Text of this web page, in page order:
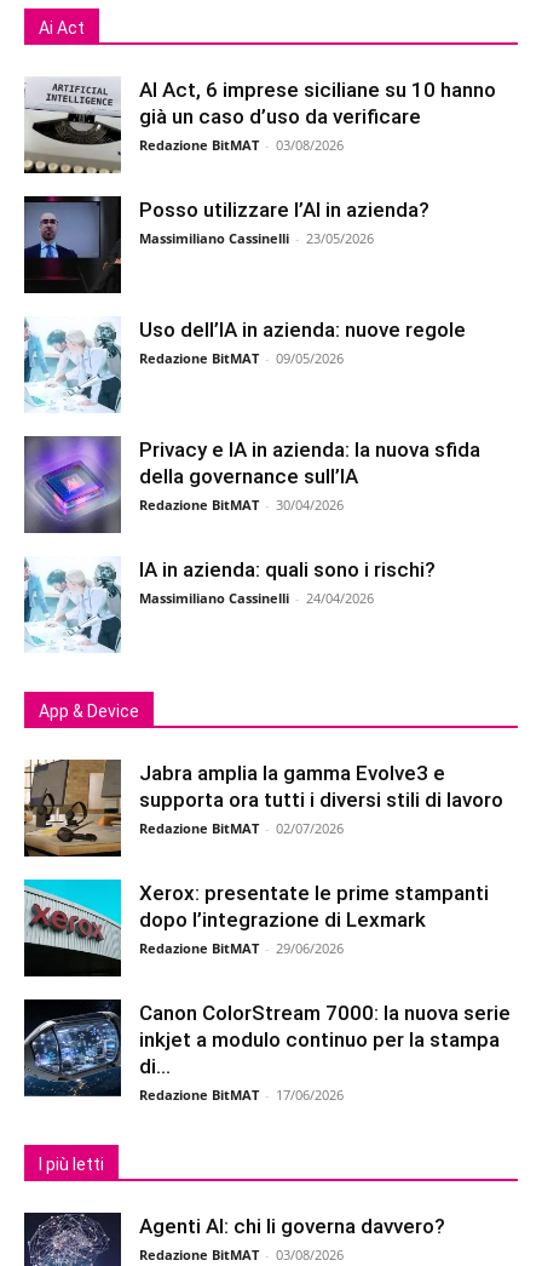
Ai Act
AI Act, 6 imprese siciliane su 10 hanno
già un caso d’uso da verificare
Redazione BitMAT - 03/08/2026
Posso utilizzare l’AI in azienda?
Massimiliano Cassinelli - 23/05/2026
Uso dell’IA in azienda: nuove regole
Redazione BitMAT - 09/05/2026
Privacy e IA in azienda: la nuova sfida
della governance sull’IA
Redazione BitMAT - 30/04/2026
IA in azienda: quali sono i rischi?
Massimiliano Cassinelli - 24/04/2026
App & Device
Jabra amplia la gamma Evolve3 e
supporta ora tutti i diversi stili di lavoro
Redazione BitMAT - 02/07/2026
Xerox: presentate le prime stampanti
dopo l’integrazione di Lexmark
Redazione BitMAT - 29/06/2026
Canon ColorStream 7000: la nuova serie
inkjet a modulo continuo per la stampa
di...
Redazione BitMAT - 17/06/2026
I più letti
Agenti AI: chi li governa davvero?
Redazione BitMAT - 03/08/2026